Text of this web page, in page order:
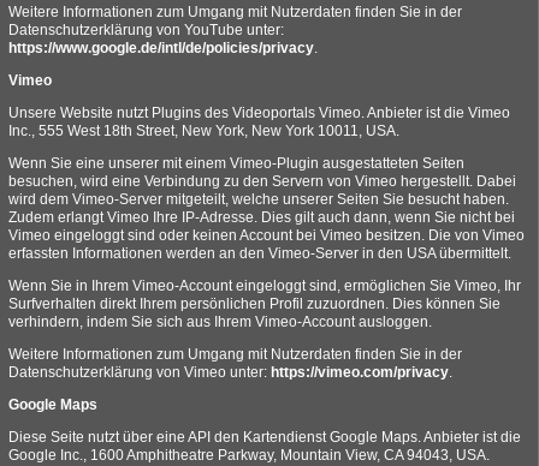
Weitere Informationen zum Umgang mit Nutzerdaten finden Sie in der
Datenschutzerklärung von YouTube unter:
https://www.google.de/intl/de/policies/privacy.
Vimeo
Unsere Website nutzt Plugins des Videoportals Vimeo. Anbieter ist die Vimeo
Inc., 555 West 18th Street, New York, New York 10011, USA.
Wenn Sie eine unserer mit einem Vimeo-Plugin ausgestatteten Seiten
besuchen, wird eine Verbindung zu den Servern von Vimeo hergestellt. Dabei
wird dem Vimeo-Server mitgeteilt, welche unserer Seiten Sie besucht haben.
Zudem erlangt Vimeo Ihre IP-Adresse. Dies gilt auch dann, wenn Sie nicht bei
Vimeo eingeloggt sind oder keinen Account bei Vimeo besitzen. Die von Vimeo
erfassten Informationen werden an den Vimeo-Server in den USA übermittelt.
Wenn Sie in Ihrem Vimeo-Account eingeloggt sind, ermöglichen Sie Vimeo, Ihr
Surfverhalten direkt Ihrem persönlichen Profil zuzuordnen. Dies können Sie
verhindern, indem Sie sich aus Ihrem Vimeo-Account ausloggen.
Weitere Informationen zum Umgang mit Nutzerdaten finden Sie in der
Datenschutzerklärung von Vimeo unter: https://vimeo.com/privacy.
Google Maps
Diese Seite nutzt über eine API den Kartendienst Google Maps. Anbieter ist die
Google Inc., 1600 Amphitheatre Parkway, Mountain View, CA 94043, USA.